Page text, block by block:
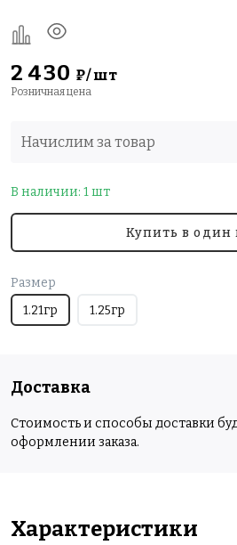
2 430 ₽/шт
Розничная цена
Начислим за товар
В наличии: 1 шт
Купить в один
Размер
1.21гр
1.25гр
Доставка
Стоимость и способы доставки
оформлении заказа.
Характеристики